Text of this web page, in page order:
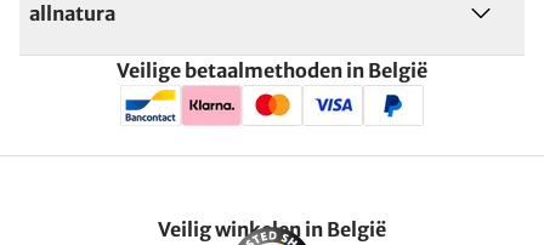
allnatura
Veilige betaalmethoden in België
Veilig winkelen in België